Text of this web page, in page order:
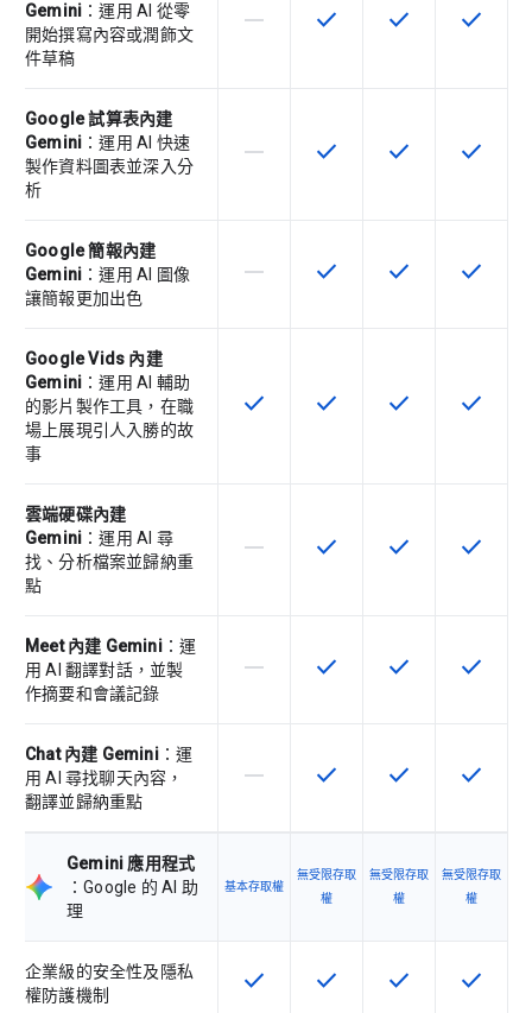
Gemini ：運用 AI 從零
開始撰寫內容或潤飾文
件草稿
這個 SKU 不支援這項功能
horizontal_rule 這項功能適用於該 SKU
check 這項功能適用於
check 這項功
check
Google 試算表內建
Gemini ：運用 AI 快速
製作資料圖表並深入分
析
這個 SKU 不支援這項功能
horizontal_rule 這項功能適用於該 SKU
check 這項功能適用於
check 這項功
check
Google 簡報內建
Gemini ：運用 AI 圖像
讓簡報更加出色
這個 SKU 不支援這項功能
horizontal_rule 這項功能適用於該 SKU
check 這項功能適用於
check 這項功
check
Google Vids 內建
Gemini ：運用 AI 輔助
的影片製作工具，在職
場上展現引人入勝的故
事
這項功能適用於該 SKU
check 這項功能適用於該 SKU
check 這項功能適用於
check 這項功
check
雲端硬碟內建
Gemini ：運用 AI 尋
找、分析檔案並歸納重
點
這個 SKU 不支援這項功能
horizontal_rule 這項功能適用於該 SKU
check 這項功能適用於
check 這項功
check
Meet 內建 Gemini：運
用 AI 翻譯對話，並製
作摘要和會議記錄
這個 SKU 不支援這項功能
horizontal_rule 這項功能適用於該 SKU
check 這項功能適用於
check 這項功
check
Chat 內建 Gemini：運
用 AI 尋找聊天內容，
翻譯並歸納重點
這個 SKU 不支援這項功能
horizontal_rule 這項功能適用於該 SKU
check 這項功能適用於
check 這項功
check
Gemini 應用程式
：Google 的 AI 助
理
基本存取權
無受限存取
權
無受限存取
權
無受限存取
權
企業級的安全性及隱私
權防護機制
這項功能適用於該 SKU
check 這項功能適用於該 SKU
check 這項功能適用於
check 這項功
check